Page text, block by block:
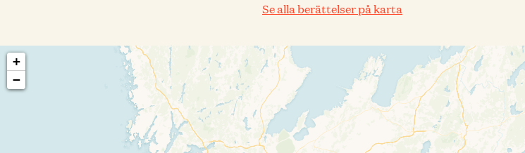
Se alla berättelser på karta
+
−